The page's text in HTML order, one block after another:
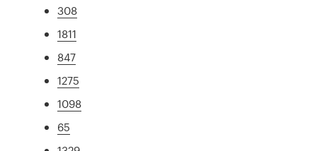
308
1811
847
1275
1098
65